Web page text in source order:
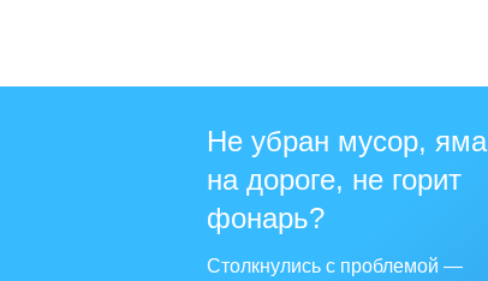
Не убран мусор, яма
на дороге, не горит
фонарь?
Столкнулись с проблемой —